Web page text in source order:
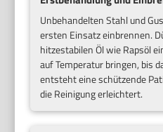
Unbehandelten Stahl und
ersten Einsatz einbrennen.
hitzestabilen Öl wie Rapsöl
auf Temperatur bringen, bis
entsteht eine schützende
die Reinigung erleichtert.